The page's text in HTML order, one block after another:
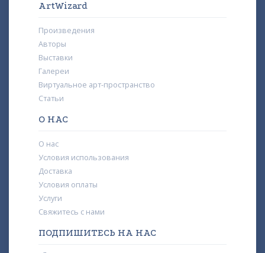
ArtWizard
Произведения
Авторы
Выставки
Галереи
Виртуальное арт-пространство
Статьи
О НАС
О нас
Условия использования
Доставка
Условия оплаты
Услуги
Свяжитесь с нами
ПОДПИШИТЕСЬ НА НАС